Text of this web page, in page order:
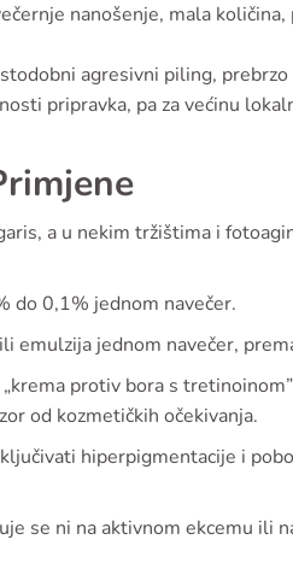
nanošenje, mala
agresivni piling,
pripravka, pa za većinu
a u nekim tržištima i
do 0,1% jednom navečer.
emulzija jednom navečer,
protiv bora s
od kozmetičkih očekivanja.
hiperpigmentacije i
se ni na aktivnom ekcemu ili